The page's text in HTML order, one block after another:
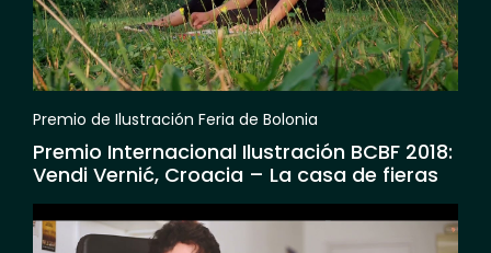
Premio de Ilustración Feria de Bolonia
Premio Internacional Ilustración BCBF 2018:
Vendi Vernić, Croacia – La casa de fieras